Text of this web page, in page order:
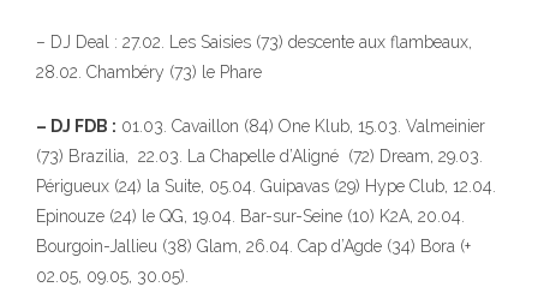
– DJ Deal : 27.02. Les Saisies (73) descente aux flambeaux,
28.02. Chambéry (73) le Phare
– DJ FDB : 01.03. Cavaillon (84) One Klub, 15.03. Valmeinier
(73) Brazilia, 22.03. La Chapelle d’Aligné (72) Dream, 29.03.
Périgueux (24) la Suite, 05.04. Guipavas (29) Hype Club, 12.04.
Epinouze (24) le QG, 19.04. Bar-sur-Seine (10) K2A, 20.04.
Bourgoin-Jallieu (38) Glam, 26.04. Cap d’Agde (34) Bora (+
02.05, 09.05, 30.05).